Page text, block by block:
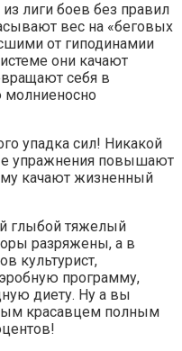
лиги боев без правил
вес на «беговых
от гиподинамии
они качают
себя в
молниеносно
упадка сил! Никакой
упражнения повышают
качают жизненный
глыбой тяжелый
разряжены, а в
культурист,
программу,
диету. Ну а вы
красавцем полным